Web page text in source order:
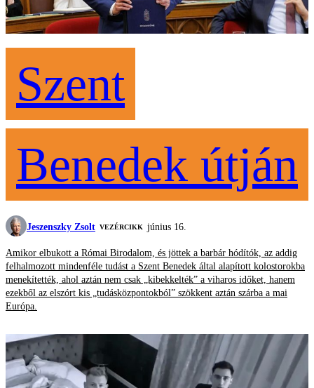
Szent
Benedek útján
Jeszenszky Zsolt VEZÉRCIKK június 16.
Amikor elbukott a Római Birodalom, és jöttek a barbár hódítók, az addig
felhalmozott mindenféle tudást a Szent Benedek által alapított kolostorokba
menekítették, ahol aztán nem csak „kibekkelték” a viharos időket, hanem
ezekből az elszórt kis „tudásközpontokból” szökkent aztán szárba a mai
Európa.